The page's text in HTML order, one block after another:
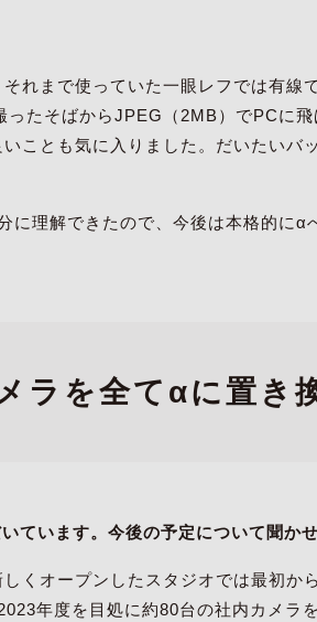
れまで使っていた一眼レフでは有線
たそばからJPEG（2MB）でPCに飛
ことも気に入りました。だいたいバ
理解できたので、今後は本格的にα
ラを全てαに置き
います。今後の予定について聞か
くオープンしたスタジオでは最初か
年度を目処に約80台の社内カメラ